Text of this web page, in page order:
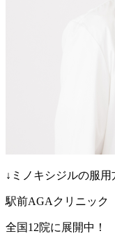
↓ミノキシジルの服
駅前AGAクリニック
全国12院に展開中！